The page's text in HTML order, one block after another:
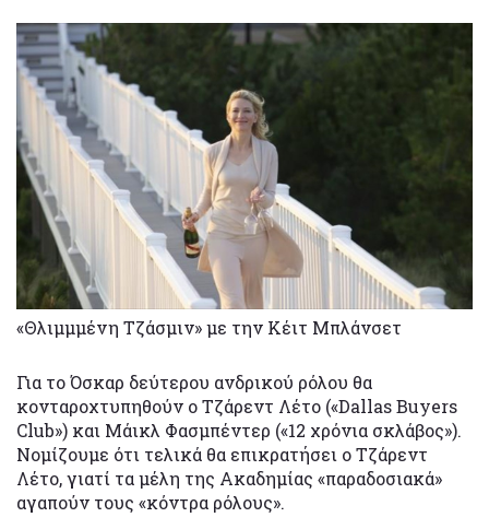
«Θλιμμμένη Τζάσμιν» με την Κέιτ Μπλάνσετ
Για το Όσκαρ δεύτερου ανδρικού ρόλου θα
κονταροχτυπηθούν ο Τζάρεντ Λέτο («Dallas Buyers
Club») και Μάικλ Φασμπέντερ («12 χρόνια σκλάβος»).
Νομίζουμε ότι τελικά θα επικρατήσει ο Τζάρεντ
Λέτο, γιατί τα μέλη της Ακαδημίας «παραδοσιακά»
αγαπούν τους «κόντρα ρόλους».